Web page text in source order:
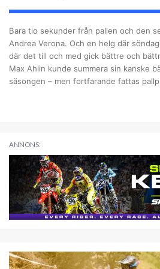
Bara tio sekunder från pallen och den
Andrea Verona. Och en helg där
där det till och med gick bättre och
Max Ahlin kunde summera sin kanske
säsongen – men fortfarande fattas
ANNONS: